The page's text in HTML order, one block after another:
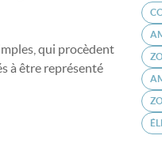
qui procèdent
à être représenté